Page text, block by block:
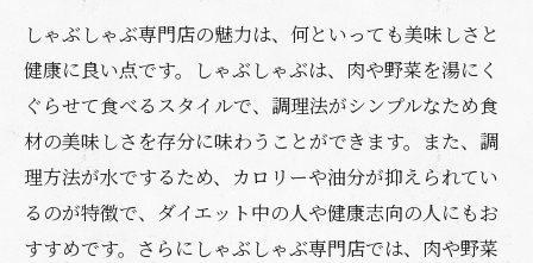
提供するお店
しゃぶしゃぶ専門店の魅力は、何といっても美味しさと
健康に良い点です。しゃぶしゃぶは、肉や野菜を湯にく
ぐらせて食べるスタイルで、調理法がシンプルなため食
材の美味しさを存分に味わうことができます。また、調
理方法が水でするため、カロリーや油分が抑えられてい
るのが特徴で、ダイエット中の人や健康志向の人にもお
すすめです。さらにしゃぶしゃぶ専門店では、肉や野菜